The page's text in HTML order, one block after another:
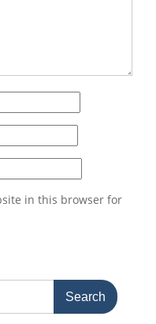
in this browser for